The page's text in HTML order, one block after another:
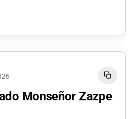
Monseñor Zazpe